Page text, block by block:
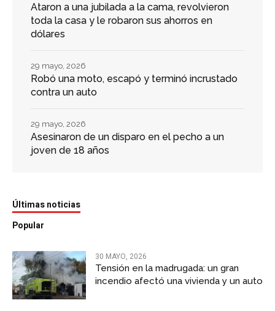
Ataron a una jubilada a la cama, revolvieron
toda la casa y le robaron sus ahorros en
dólares
Robó una moto, escapó y terminó incrustado
contra un auto
29 mayo, 2026
Asesinaron de un disparo en el pecho a un
joven de 18 años
29 mayo, 2026
Últimas noticias
Popular
30 MAYO, 2026
Tensión en la madrugada: un gran
incendio afectó una vivienda y un auto